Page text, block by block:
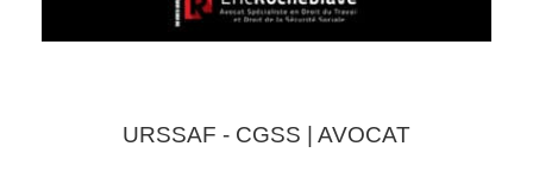
URSSAF - CGSS | AVOCAT